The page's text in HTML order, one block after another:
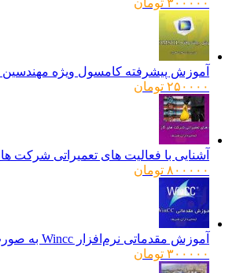
آموزش پیشرفته کامسول ویژه مهندسین
۲۵۰۰۰۰ تومان
آشنایی با فعالیت های تعمیراتی شرکت های
۸۰۰۰۰۰ تومان
آموزش مقدماتی نرم‌افزار Wincc به صورت تصویری
۳۰۰۰۰۰ تومان